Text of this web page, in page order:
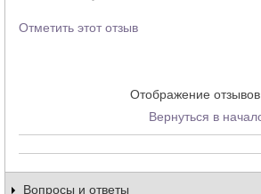
Отметить этот отзыв
Отображение отзывов
Вернуться в
Вопросы и ответы